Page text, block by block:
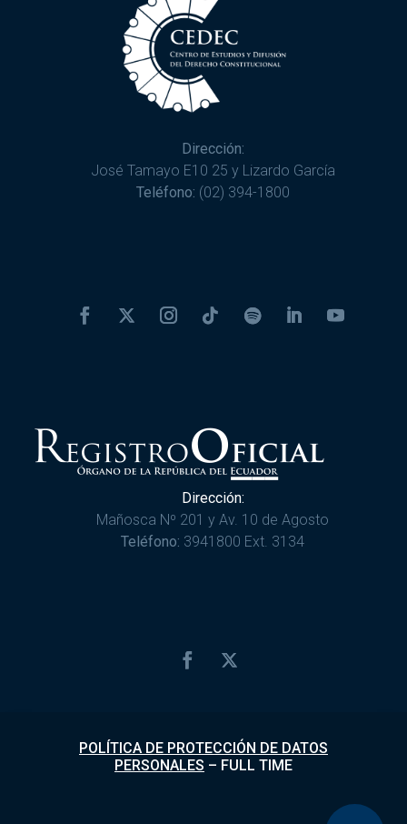
Dirección:
José Tamayo E10 25 y Lizardo García
Teléfono: (02) 394-1800
Dirección:
Mañosca Nº 201 y Av. 10 de Agosto
Teléfono: 3941800 Ext. 3134
POLÍTICA DE PROTECCIÓN DE DATOS
PERSONALES – FULL TIME